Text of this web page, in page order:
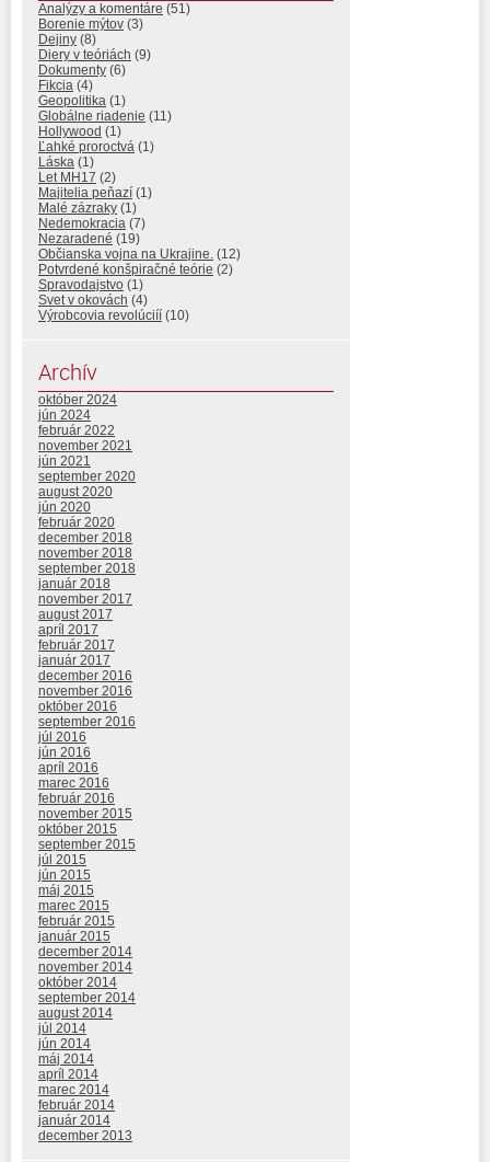
Analýzy a komentáre (51)
Borenie mýtov (3)
Dejiny (8)
Diery v teóriách (9)
Dokumenty (6)
Fikcia (4)
Geopolitika (1)
Globálne riadenie (11)
Hollywood (1)
Ľahké proroctvá (1)
Láska (1)
Let MH17 (2)
Majitelia peňazí (1)
Malé zázraky (1)
Nedemokracia (7)
Nezaradené (19)
Občianska vojna na Ukrajine. (12)
Potvrdené konšpiračné teórie (2)
Spravodajstvo (1)
Svet v okovách (4)
Výrobcovia revolúciíí (10)
Archív
október 2024
jún 2024
február 2022
november 2021
jún 2021
september 2020
august 2020
jún 2020
február 2020
december 2018
november 2018
september 2018
január 2018
november 2017
august 2017
apríl 2017
február 2017
január 2017
december 2016
november 2016
október 2016
september 2016
júl 2016
jún 2016
apríl 2016
marec 2016
február 2016
november 2015
október 2015
september 2015
júl 2015
jún 2015
máj 2015
marec 2015
február 2015
január 2015
december 2014
november 2014
október 2014
september 2014
august 2014
júl 2014
jún 2014
máj 2014
apríl 2014
marec 2014
február 2014
január 2014
december 2013